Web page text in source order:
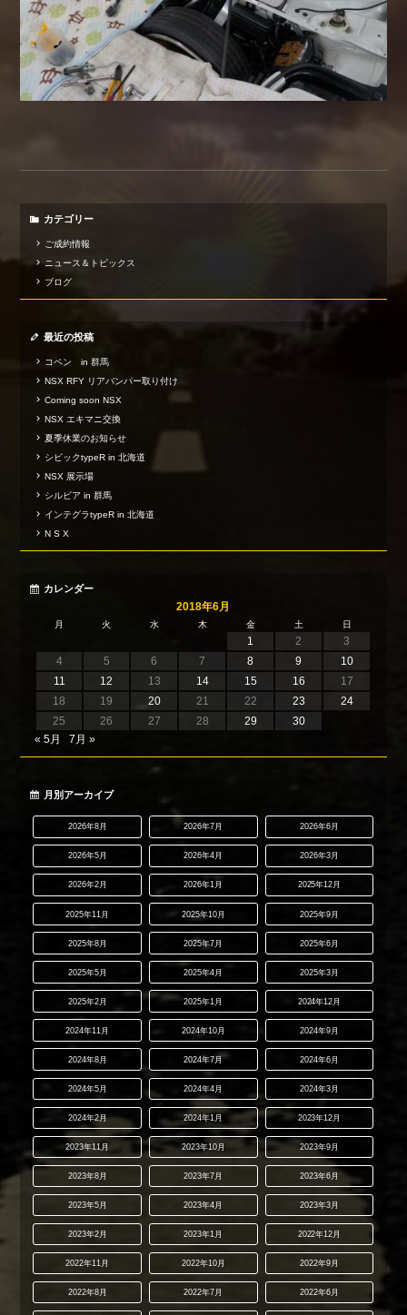
カテゴリー
ご成約情報
ニュース＆トピックス
ブログ
最近の投稿
コペン in 群馬
NSX RFY リアバンパー取り付け
Coming soon NSX
NSX エキマニ交換
夏季休業のお知らせ
シビックtypeR in 北海道
NSX 展示場
シルビア in 群馬
インテグラtypeR in 北海道
N S X
カレンダー
2018年6月
月 火 水 木 金 土 日
1 2
3
4
5 6 7 8 9
10
11
12 13 14 15 16
17
18
19 20 21 22 23
24
25
26 27 28 29
30
« 5月
7月 »
月別アーカイブ
2026年8月 2026年7月 2026年6月
2026年5月 2026年4月 2026年3月
2026年2月 2026年1月 2025年12月
2025年11月 2025年10月 2025年9月
2025年8月 2025年7月 2025年6月
2025年5月 2025年4月 2025年3月
2025年2月 2025年1月 2024年12月
2024年11月 2024年10月 2024年9月
2024年8月 2024年7月 2024年6月
2024年5月 2024年4月 2024年3月
2024年2月 2024年1月 2023年12月
2023年11月 2023年10月 2023年9月
2023年8月 2023年7月 2023年6月
2023年5月 2023年4月 2023年3月
2023年2月 2023年1月 2022年12月
2022年11月 2022年10月 2022年9月
2022年8月 2022年7月 2022年6月